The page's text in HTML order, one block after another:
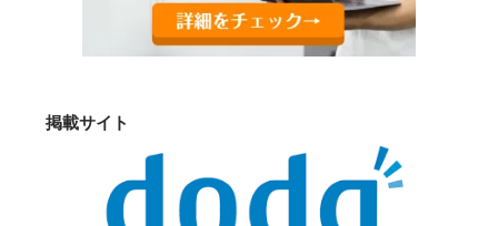
掲載サイト